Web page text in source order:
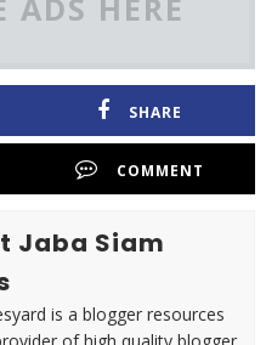
ADS HERE
SHARE
COMMENT
Jaba Siam
is a blogger resources